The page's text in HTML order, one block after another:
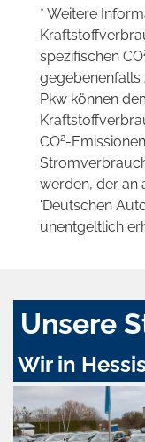
* Weitere
spezifischen CO
Pkw können
CO2-
werden, der an
'Deutschen
unentgeltlich
Unsere
Wir in